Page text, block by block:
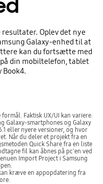
Oplev det nye
Galaxy-enhed til at
kan du fortsætte med
din mobiltelefon, tablet
Book4.
Faktisk UX/UI kan variere.
Galaxy-smartphones og Galaxy
eller nyere versioner, og hvor
Når du deler et projekt fra en
Quick Share fra en liste
fil kan åbnes på pc'en ved
Import Project i Samsung
kræve en appopdatering fra